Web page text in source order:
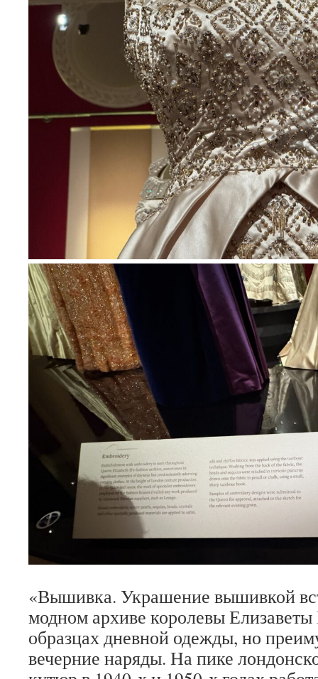
«Вышивка. Украшение вышивкой
модном архиве королевы
образцах дневной одежды, но
вечерние наряды. На пике